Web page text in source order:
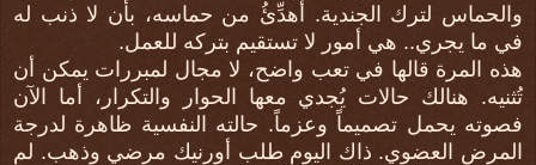
والحماس لترك الجندية. أهدِّئُ من حماسه، بأن لا ذنب له
في ما يجري.. هي أمور لا تستقيم بتركه للعمل.
هذه المرة قالها في تعب واضح، لا مجال لمبررات يمكن أن
تُثنيه. هنالك حالات يُجدي معها الحوار والتكرار، أما الآن
فصوته يحمل تصميماً وعزماً. حالته النفسية ظاهرة لدرجة
المرض العضوي. ذاك اليوم طلب أورنيك مرضي وذهب. لم